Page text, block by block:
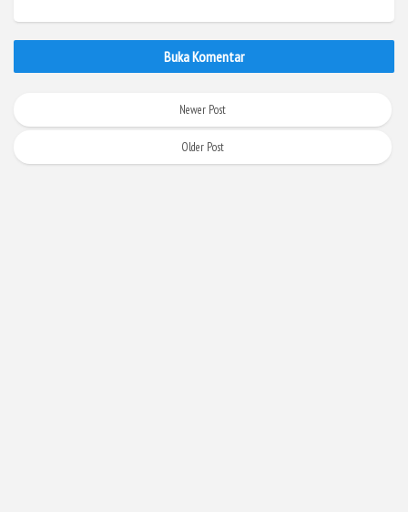
Buka Komentar
Newer Post
Older Post